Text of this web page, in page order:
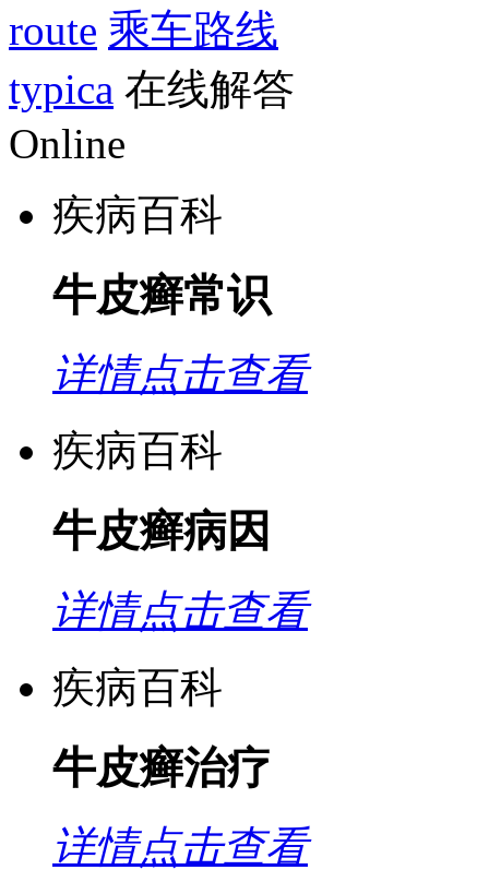
route 乘车路线
typica 在线解答
Online
疾病百科
牛皮癣常识
详情点击查看
疾病百科
牛皮癣病因
详情点击查看
疾病百科
牛皮癣治疗
详情点击查看